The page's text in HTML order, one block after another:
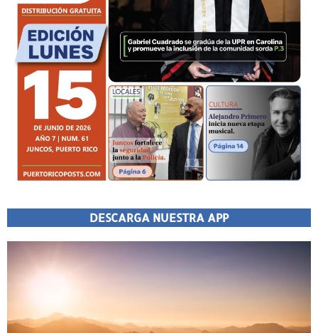
DESCARGA NUESTRA APP